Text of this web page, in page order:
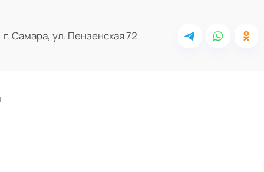
г. Самара, ул. Пензенская 72